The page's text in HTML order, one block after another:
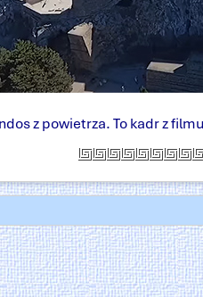
z powietrza. To kadr z